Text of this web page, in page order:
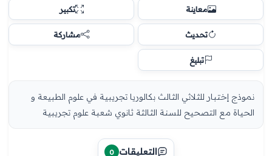
معاينة تكبير
تحديث مشاركة
تبليغ
نموذج إختبار للثلاثي الثالث بكالوريا تجريبية في علوم الطبيعة و
الحياة مع التصحيح للسنة الثالثة ثانوي شعبة علوم تجريبية
التعليقات 0